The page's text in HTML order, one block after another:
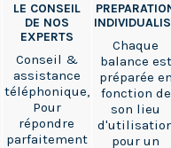
LE CONSEIL
DE NOS
EXPERTS
Conseil &
assistance
téléphonique,
Pour
répondre
parfaitement
Chaque
balance est
préparée
fonction de
son lieu
pour un